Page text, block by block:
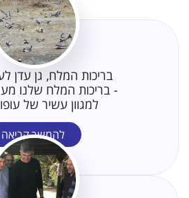
בריכות המלח, גן עדן
- בריכות המלח שלנו
למגוון עשיר של
להמשך קריאה